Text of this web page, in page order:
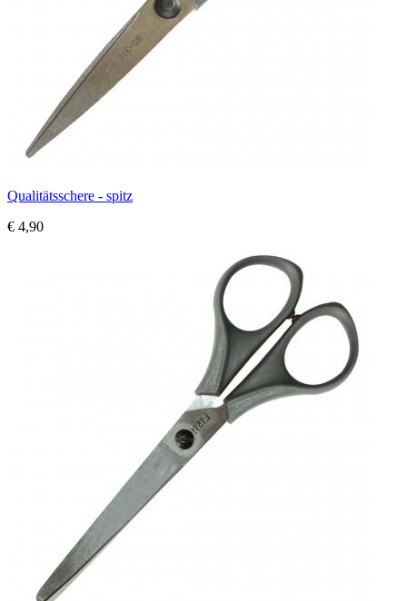
Qualitätsschere - spitz
€ 4,90